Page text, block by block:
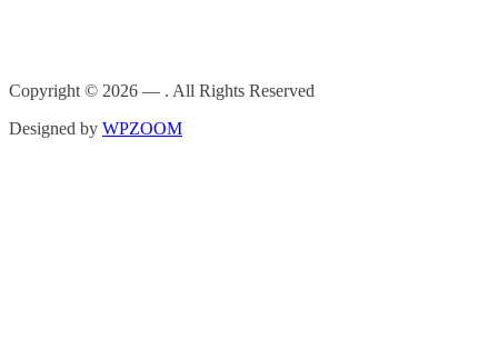
Copyright © 2026 — . All Rights Reserved
Designed by WPZOOM